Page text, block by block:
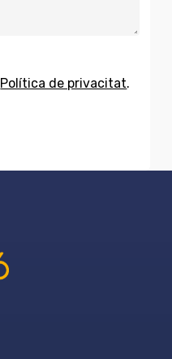
Política de privacitat.